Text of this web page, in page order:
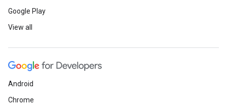
Google Play
View all
Android
Chrome